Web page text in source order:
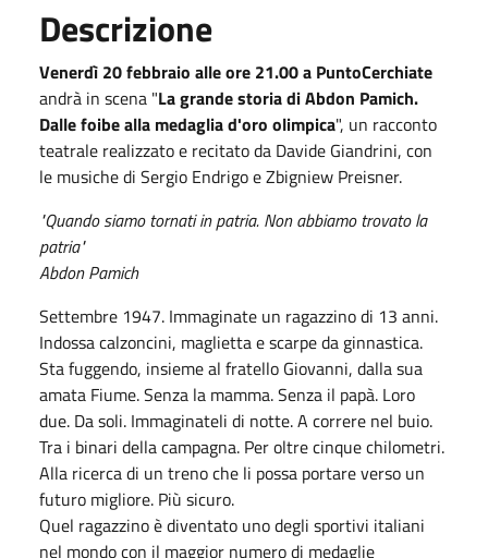
Descrizione
Venerdì 20 febbraio alle ore 21.00 a PuntoCerchiate
andrà in scena "La grande storia di Abdon Pamich.
Dalle foibe alla medaglia d'oro olimpica", un racconto
teatrale realizzato e recitato da Davide Giandrini, con
le musiche di Sergio Endrigo e Zbigniew Preisner.
"Quando siamo tornati in patria. Non abbiamo trovato la
patria"
Abdon Pamich
Settembre 1947. Immaginate un ragazzino di 13 anni.
Indossa calzoncini, maglietta e scarpe da ginnastica.
Sta fuggendo, insieme al fratello Giovanni, dalla sua
amata Fiume. Senza la mamma. Senza il papà. Loro
due. Da soli. Immaginateli di notte. A correre nel buio.
Tra i binari della campagna. Per oltre cinque chilometri.
Alla ricerca di un treno che li possa portare verso un
futuro migliore. Più sicuro.
Quel ragazzino è diventato uno degli sportivi italiani
nel mondo con il maggior numero di medaglie